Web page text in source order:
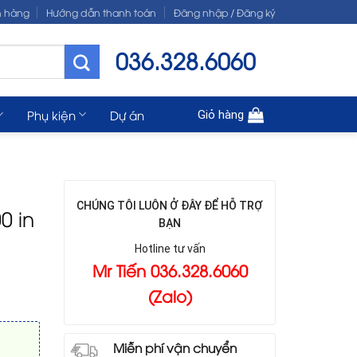
hàng Hướng dẫn thanh toán Đăng nhập / Đăng ký
036.328.6060
Phụ kiện Dự án Giỏ hàng
in
CHÚNG TÔI LUÔN Ở ĐÂY ĐỂ HỖ TRỢ
BẠN
Hotline tư vấn
Mr Tiến 036.328.6060
(Zalo)
Miễn phí vận chuyển